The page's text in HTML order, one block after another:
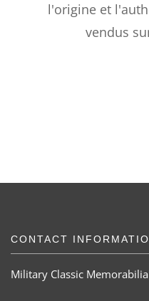
l'origine et
vendus
CONTACT
Military Classic Memorabilia